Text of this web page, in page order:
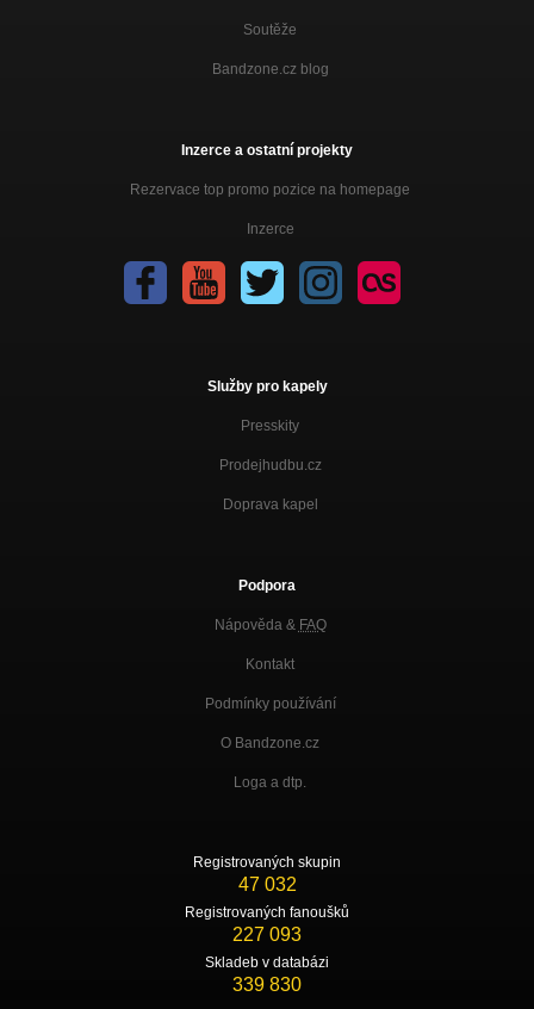
Soutěže
Bandzone.cz blog
Inzerce a ostatní projekty
Rezervace top promo pozice na homepage
Inzerce
Služby pro kapely
Presskity
Prodejhudbu.cz
Doprava kapel
Podpora
Nápověda & FAQ
Kontakt
Podmínky používání
O Bandzone.cz
Loga a dtp.
Registrovaných skupin
47 032
Registrovaných fanoušků
227 093
Skladeb v databázi
339 830